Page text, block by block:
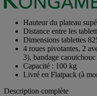
Hauteur du plateau
Distance entre les
Dimensions tablettes
4 roues pivotantes, 2
3), bandage caoutchouc
Capacité : 100 kg
Livré en Flatpack (à
Description complète